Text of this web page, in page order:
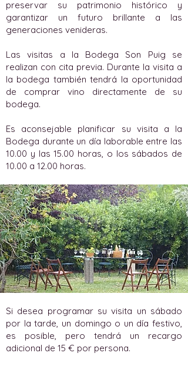
preservar su patrimonio histórico y
garantizar un futuro brillante a las
generaciones venideras.
Las visitas a la Bodega Son Puig se
realizan con cita previa. Durante la visita a
la bodega también tendrá la oportunidad
de comprar vino directamente de su
bodega.
Es aconsejable planificar su visita a la
Bodega durante un día laborable entre las
10.00 y las 15.00 horas, o los sábados de
10.00 a 12.00 horas.
Si desea programar su visita un sábado
por la tarde, un domingo o un día festivo,
es posible, pero tendrá un recargo
adicional de 15 € por persona.